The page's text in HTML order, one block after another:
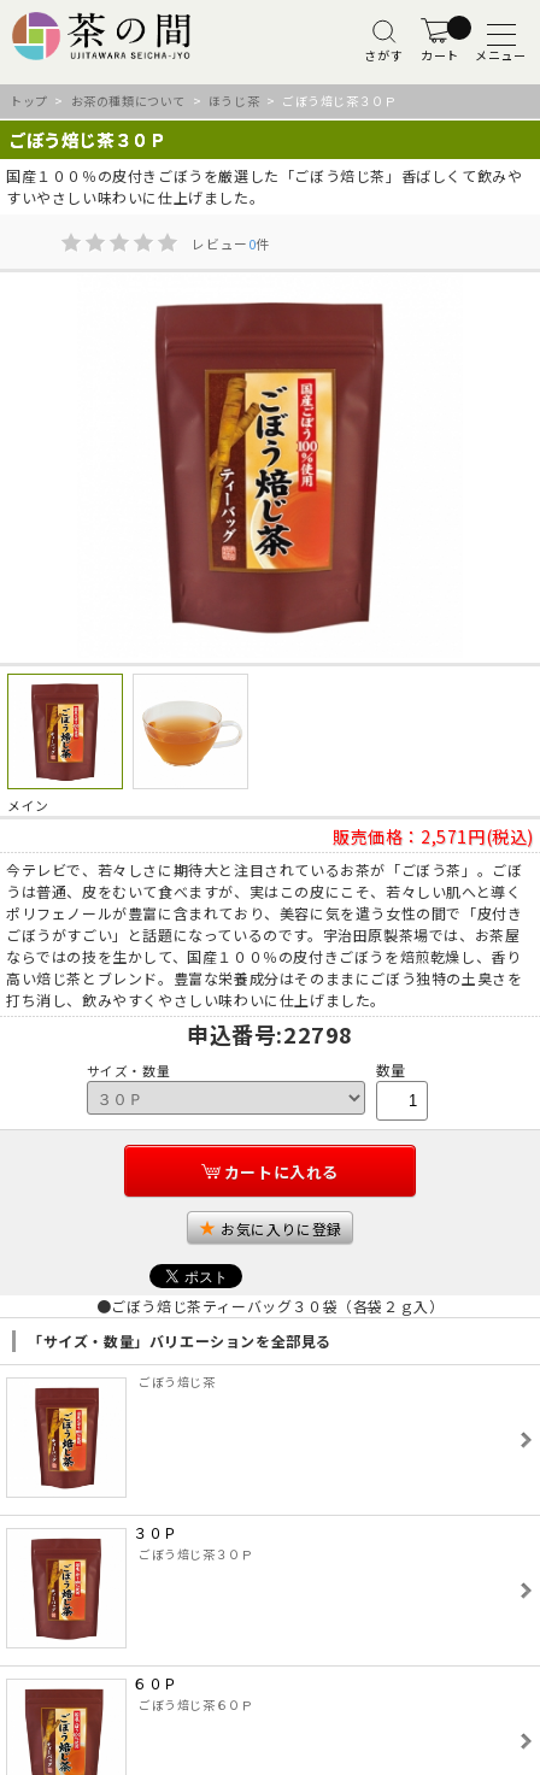
さがす カート メニュー
トップ > お茶の種類について > ほうじ茶 > ごぼう焙じ茶３０Ｐ
ごぼう焙じ茶３０Ｐ
国産１００％の皮付きごぼうを厳選した「ごぼう焙じ茶」香ばしくて飲みや
すいやさしい味わいに仕上げました。
レビュー0件
メイン
販売価格： 2,571円(税込)
今テレビで、若々しさに期待大と注目されているお茶が「ごぼう茶」。ごぼ
うは普通、皮をむいて食べますが、実はこの皮にこそ、若々しい肌へと導く
ポリフェノールが豊富に含まれており、美容に気を遣う女性の間で「皮付き
ごぼうがすごい」と話題になっているのです。宇治田原製茶場では、お茶屋
ならではの技を生かして、国産１００％の皮付きごぼうを焙煎乾燥し、香り
高い焙じ茶とブレンド。豊富な栄養成分はそのままにごぼう独特の土臭さを
打ち消し、飲みやすくやさしい味わいに仕上げました。
申込番号:22798
サイズ・数量 数量
カートに入れる
お気に入りに登録
●ごぼう焙じ茶ティーバッグ３０袋（各袋２ｇ入）
「サイズ・数量」バリエーションを全部見る
ごぼう焙じ茶
３０Ｐ
ごぼう焙じ茶３０Ｐ
６０Ｐ
ごぼう焙じ茶６０Ｐ